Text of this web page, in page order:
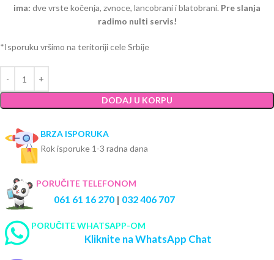
ima: dve vrste kočenja, zvnoce, lancobrani i blatobrani. Pre slanja
radimo nulti servis!
*Isporuku vršimo na teritoriji cele Srbije
DODAJ U KORPU
BRZA ISPORUKA
Rok isporuke 1-3 radna dana
PORUČITE TELEFONOM
061 61 16 270 | 032 406 707
PORUČITE WHATSAPP-OM
Kliknite na WhatsApp Chat